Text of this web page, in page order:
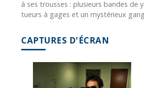
à ses trousses : plusieurs bandes de
tueurs à gages et un mystérieux
CAPTURES D'ÉCRAN